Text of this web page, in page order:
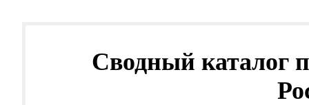
Сводный каталог